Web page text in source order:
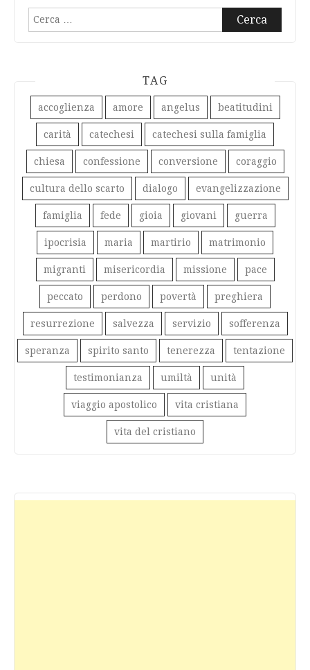
Ricerca
TAG
accoglienza amore angelus beatitudini
carità catechesi catechesi sulla famiglia
chiesa confessione conversione coraggio
cultura dello scarto dialogo evangelizzazione
famiglia fede gioia giovani guerra
ipocrisia maria martirio matrimonio
migranti misericordia missione pace
peccato perdono povertà preghiera
resurrezione salvezza servizio sofferenza
speranza spirito santo tenerezza tentazione
testimonianza umiltà unità
viaggio apostolico vita cristiana
vita del cristiano